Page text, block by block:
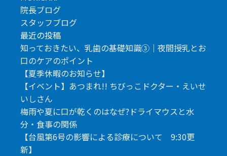
院長ブログ
スタッフブログ
最近の投稿
知っておきたい、乳歯の基礎知識③｜夜間授乳とお
口のケアのポイント
【夏季休暇のお知らせ】
【イベント】あつまれ!! ちびっこドクター・えいせ
いしさん
梅雨や夏に口が乾くのはなぜ?ドライマウスと水
分・食事の関係
【台風第6号の影響による診療について 9:30更
新】